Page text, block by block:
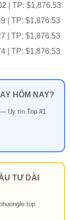
| TP: $1,876.53
| TP: $1,876.53
| TP: $1,876.53
| TP: $1,876.53
HÔM NAY?
Uy tín Top #1
TƯ DÀI